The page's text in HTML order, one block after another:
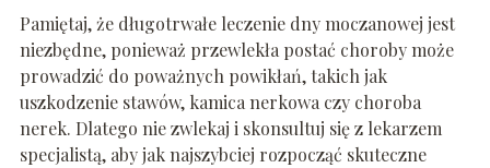
Pamiętaj, że długotrwałe leczenie dny moczanowej jest
niezbędne, ponieważ przewlekła postać choroby może
prowadzić do poważnych powikłań, takich jak
uszkodzenie stawów, kamica nerkowa czy choroba
nerek. Dlatego nie zwlekaj i skonsultuj się z lekarzem
specjalistą, aby jak najszybciej rozpocząć skuteczne